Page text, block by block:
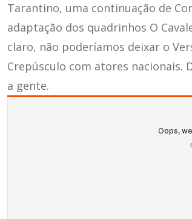
Tarantino, uma continuação de
adaptação dos quadrinhos O
claro, não poderíamos deixar o
Crepúsculo com atores nacionais.
a gente.